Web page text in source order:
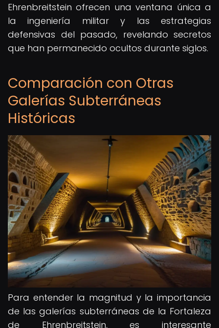
Ehrenbreitstein ofrecen una ventana única a
la ingeniería militar y las estrategias
defensivas del pasado, revelando secretos
que han permanecido ocultos durante siglos.
Comparación con Otras
Galerías Subterráneas
Históricas
Para entender la magnitud y la importancia
de las galerías subterráneas de la Fortaleza
de Ehrenbreitstein, es interesante